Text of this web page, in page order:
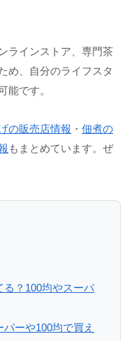
ラインストア、専門茶
め、自分のライフスタ
能です。
の販売店情報 ・ 佃煮の
もまとめています。ぜ
？100均やスーパ
ーや100均で買え